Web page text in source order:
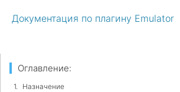
Документация по плагину Emulator
Оглавление:
Назначение